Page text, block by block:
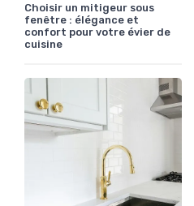
Choisir un mitigeur sous
fenêtre : élégance et
confort pour votre évier de
cuisine